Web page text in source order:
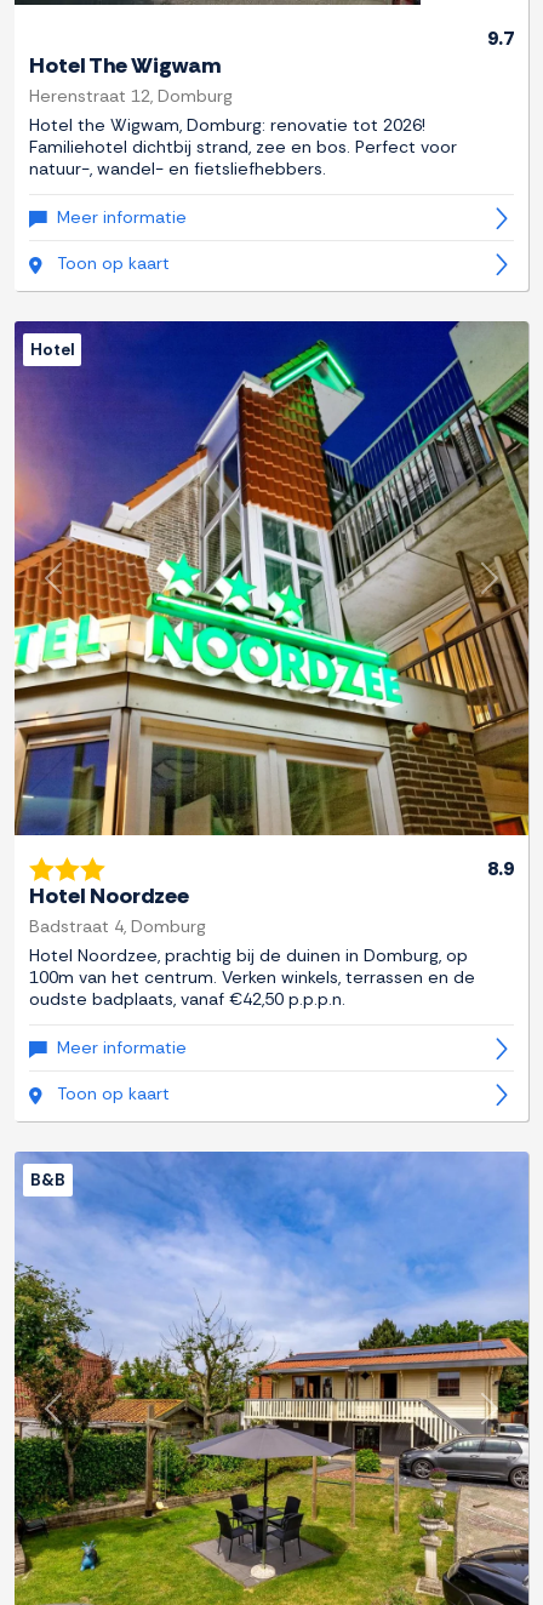
9.7
Hotel The Wigwam
Herenstraat 12, Domburg
Hotel the Wigwam, Domburg: renovatie tot 2026!
Familiehotel dichtbij strand, zee en bos. Perfect voor
natuur-, wandel- en fietsliefhebbers.
Meer informatie
Toon op kaart
Previous Next
Hotel
8.9
Hotel Noordzee
Badstraat 4, Domburg
Hotel Noordzee, prachtig bij de duinen in Domburg, op
100m van het centrum. Verken winkels, terrassen en de
oudste badplaats, vanaf €42,50 p.p.p.n.
Meer informatie
Toon op kaart
Previous Next
B&B